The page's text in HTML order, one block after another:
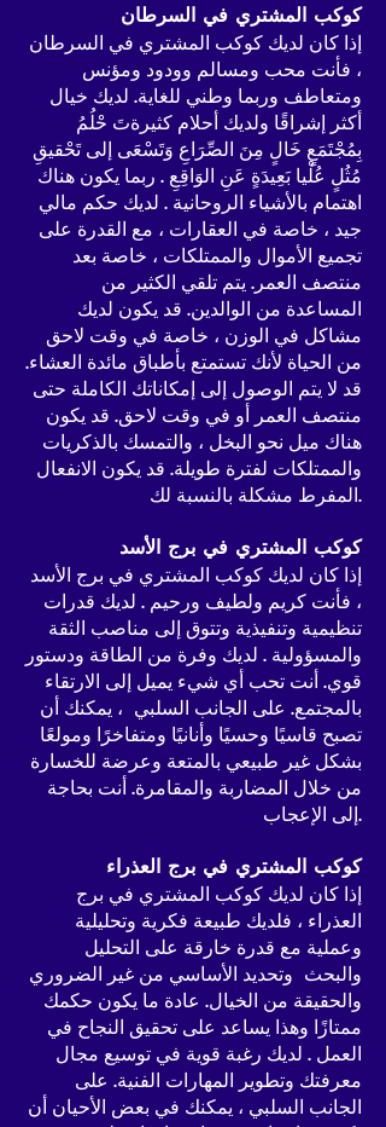
كوكب المشتري في السرطان
إذا كان لديك كوكب المشتري في السرطان
، فأنت محب ومسالم وودود ومؤنس
ومتعاطف وربما وطني للغاية. لديك خيال
أكثر إشراقًا ولديك أحلام كثيرةتَ حْلُمُ
بِمُجْتَمَعٍ خَالٍ مِنَ الصِّرَاعِ وَتَسْعَى إلى تَحْقيقِ
مُثُلٍ عُلْيا بَعِيدَةٍ عَنِ الوَاقِعِ . ربما يكون هناك
اهتمام بالأشياء الروحانية . لديك حكم مالي
جيد ، خاصة في العقارات ، مع القدرة على
تجميع الأموال والممتلكات ، خاصة بعد
منتصف العمر. يتم تلقي الكثير من
المساعدة من الوالدين. قد يكون لديك
مشاكل في الوزن ، خاصة في وقت لاحق
من الحياة لأنك تستمتع بأطباق مائدة العشاء.
قد لا يتم الوصول إلى إمكاناتك الكاملة حتى
منتصف العمر أو في وقت لاحق. قد يكون
هناك ميل نحو البخل ، والتمسك بالذكريات
والممتلكات لفترة طويلة. قد يكون الانفعال
المفرط مشكلة بالنسبة لك.
كوكب المشتري في برج الأسد
إذا كان لديك كوكب المشتري في برج الأسد
، فأنت كريم ولطيف ورحيم . لديك قدرات
تنظيمية وتنفيذية وتتوق إلى مناصب الثقة
والمسؤولية . لديك وفرة من الطاقة ودستور
قوي. أنت تحب أي شيء يميل إلى الارتقاء
بالمجتمع. على الجانب السلبي ، يمكنك أن
تصبح قاسيًا وحسيًا وأنانيًا ومتفاخرًا ومولعًا
بشكل غير طبيعي بالمتعة وعرضة للخسارة
من خلال المضاربة والمقامرة. أنت بحاجة
إلى الإعجاب.
كوكب المشتري في برج العذراء
إذا كان لديك كوكب المشتري في برج
العذراء ، فلديك طبيعة فكرية وتحليلية
وعملية مع قدرة خارقة على التحليل
والبحث وتحديد الأساسي من غير الضروري
والحقيقة من الخيال. عادة ما يكون حكمك
ممتازًا وهذا يساعد على تحقيق النجاح في
العمل . لديك رغبة قوية في توسيع مجال
معرفتك وتطوير المهارات الفنية. على
الجانب السلبي ، يمكنك في بعض الأحيان أن